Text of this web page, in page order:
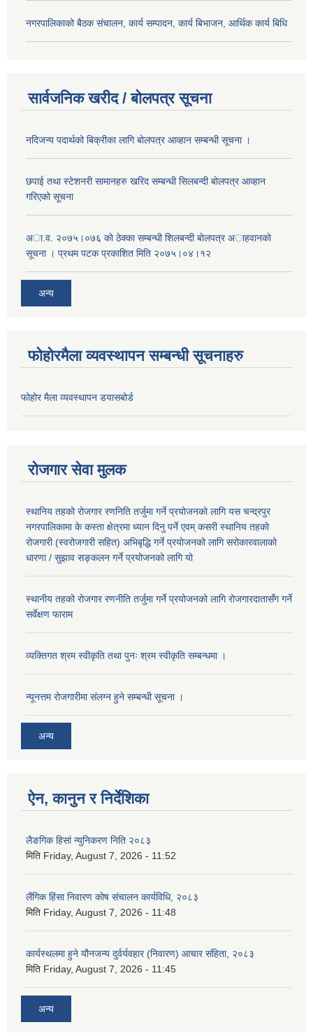
नगरपालिकाको बैठक संचालन, कार्य सम्पादन, कार्य बिभाजन, आर्थिक कार्य बिधि
सार्वजनिक खरीद / बोलपत्र सूचना
नदिजन्य पदार्थको बिक्रीका लागि बोलपत्र आव्हान सम्बन्धी सूचना ।
छपाई तथा स्टेशनरी सामानहरु खरिद सम्बन्धी सिलबन्दी बोलपत्र आव्हान
गरिएको सूचना
अा.व. २०७५।०७६ काे ठेक्का सम्बन्धी शिलबन्दी बाेलपत्र अाहवानकाे
सूचना । प्रथम पटक प्रकाशित मिति २०७५।०४।१२
अन्य
फोहोरमैला व्यवस्थापन सम्बन्धी सूचनाहरु
फोहोर मैला व्यवस्थापन डयासबोर्ड
रोजगार सेवा मुलक
स्थानिय तहको रोजगार रणनिति तर्जुमा गर्ने प्रयोजनको लागि यस चन्द्रपुर
नगरपालिकामा के कस्ता क्षेत्रमा ध्यान दिनु पर्ने एवम् कसरी स्थानिय तहको
रोजगारी (स्वरोजगारी सहित) अभिबृद्धि गर्ने प्रयोजनको लागि सरोकारवालाको
धारणा / सुझाव सङ्कलन गर्ने प्रयोजनको लागि यो
स्थानीय तहको रोजगार रणनीति तर्जुमा गर्ने प्रयोजनको लागि रोजगारदातासँग गर्ने
सर्वेक्षण फाराम
व्यक्तिगत श्रम स्वीकृति तथा पुनः श्रम स्वीकृति सम्बन्धमा ।
न्यूनत्तम रोजगारीमा संलग्न हुने सम्बन्धी सूचना ।
अन्य
ऐन, कानुन र निर्देशिका
लैङगिक हिसां न्युनिकरण निति २०८३
मिति Friday, August 7, 2026 - 11:52
लैंगिक हिंसा निवारण कोष संचालन कार्यविधि, २०८३
मिति Friday, August 7, 2026 - 11:48
कार्यस्थलमा हुने यौनजन्य दुर्वर्यवहार (निवारण) आचार संहिता, २०८३
मिति Friday, August 7, 2026 - 11:45
अन्य